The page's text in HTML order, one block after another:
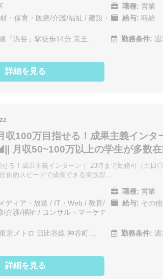
職種: 営業
・保育・医療/介護/福祉 / 建設・
給与: 時給
「渋谷」駅徒歩14分 京王… 勤務条件: 週
詳細を見る
100万目指せる！成果主義インタ
月収50~100万以上の学生が多数
る！成果主義インターン｜ 23時まで勤務可（土
倒的スピードで成長できる実践型…
職種: 営業
ディア・放送 / IT・Web / 教育/
/介護/福祉 / コンサル・マーケテ
給与: その他
東京メトロ 日比谷線 神谷町… 勤務条件: 週
詳細を見る